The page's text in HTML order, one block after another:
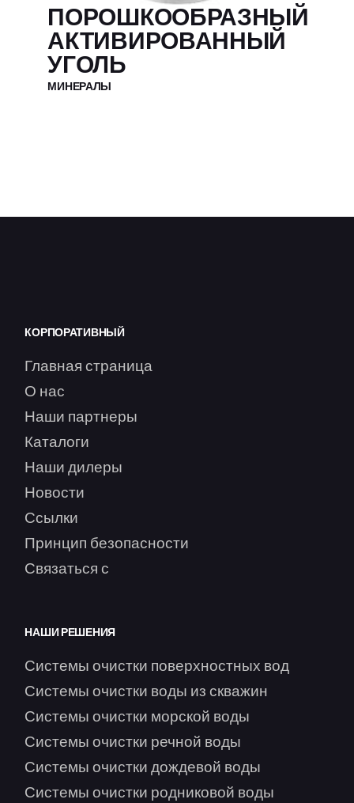
ПОРОШКООБРАЗНЫЙ
АКТИВИРОВАННЫЙ
УГОЛЬ
МИНЕРАЛЫ
КОРПОРАТИВНЫЙ
Главная страница
О нас
Наши партнеры
Каталоги
Наши дилеры
Новости
Ссылки
Принцип безопасности
Связаться с
НАШИ РЕШЕНИЯ
Системы очистки поверхностных вод
Системы очистки воды из скважин
Системы очистки морской воды
Системы очистки речной воды
Системы очистки дождевой воды
Системы очистки родниковой воды